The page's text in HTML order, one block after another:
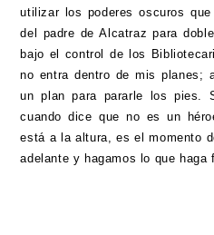
utilizar los poderes oscuros
del padre de Alcatraz para
bajo el control de los
no entra dentro de mis planes;
un plan para pararle los pies.
cuando dice que no es un
está a la altura, es el momento
adelante y hagamos lo que haga